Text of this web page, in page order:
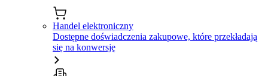
Handel elektroniczny
Dostępne doświadczenia zakupowe, które przekładają
się na konwersję